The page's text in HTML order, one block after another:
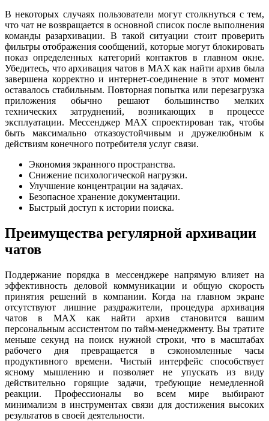
В некоторых случаях пользователи могут столкнуться с тем,
что чат не возвращается в основной список после выполнения
команды разархивации. В такой ситуации стоит проверить
фильтры отображения сообщений, которые могут блокировать
показ определенных категорий контактов в главном окне.
Убедитесь, что архивация чатов в MAX как найти архив была
завершена корректно и интернет-соединение в этот момент
оставалось стабильным. Повторная попытка или перезагрузка
приложения обычно решают большинство мелких
технических затруднений, возникающих в процессе
эксплуатации. Мессенджер MAX спроектирован так, чтобы
быть максимально отказоустойчивым и дружелюбным к
действиям конечного потребителя услуг связи.
Экономия экранного пространства.
Снижение психологической нагрузки.
Улучшение концентрации на задачах.
Безопасное хранение документации.
Быстрый доступ к истории поиска.
Преимущества регулярной архивации
чатов
Поддержание порядка в мессенджере напрямую влияет на
эффективность деловой коммуникации и общую скорость
принятия решений в компании. Когда на главном экране
отсутствуют лишние раздражители, процедура архивация
чатов в MAX как найти архив становится вашим
персональным ассистентом по тайм-менеджменту. Вы тратите
меньше секунд на поиск нужной строки, что в масштабах
рабочего дня превращается в сэкономленные часы
продуктивного времени. Чистый интерфейс способствует
ясному мышлению и позволяет не упускать из виду
действительно горящие задачи, требующие немедленной
реакции. Профессионалы во всем мире выбирают
минимализм в инструментах связи для достижения высоких
результатов в своей деятельности.